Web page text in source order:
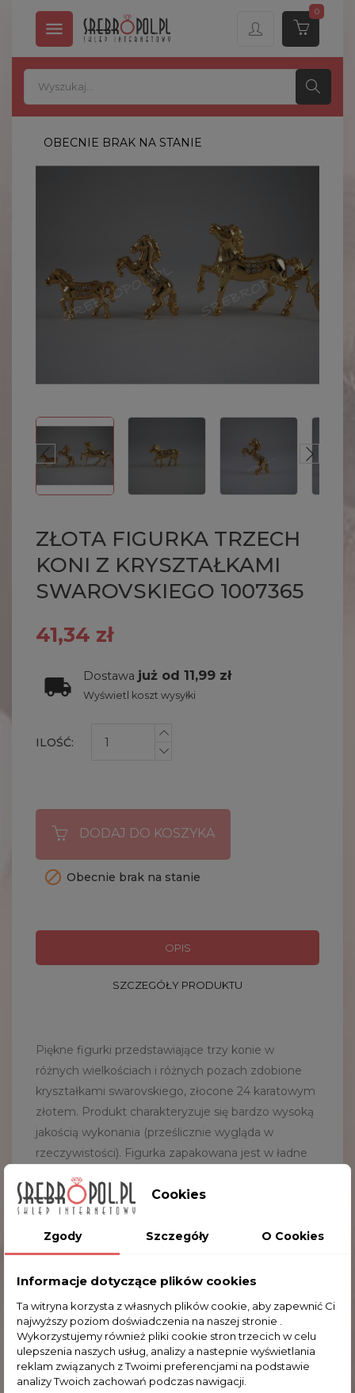

0
OBECNIE BRAK NA STANIE
ZŁOTA FIGURKA TRZECH
KONI Z KRYSZTAŁKAMI
SWAROVSKIEGO 1007365
41,34 zł
Dostawa już od 11,99 zł
Wyświetl koszt wysyłki
ILOŚĆ:
DODAJ DO KOSZYKA
 Obecnie brak na stanie
OPIS
SZCZEGÓŁY PRODUKTU
Piękne figurki przedstawiające trzy konie w
różnych wielkościach i różnych pozach zdobione
kryształkami swarovskiego, złocone 24 karatowym
złotem. Produkt charakteryzuje się bardzo wysoką
jakością wykonania (prześlicznie wygląda w
rzeczywistości). Figurka zapakowana jest w ładne
eleganckie pudełeczko (kartonik) koloru czarnego
z połyskiem. Wspaniały pomysł na prezent na
każdą okazję. Zapraszamy do zakupu.
Wymiary małego konia:3.5x3.0
Wymiary średniego konia:
Wymiary dużego konia:5.5x5.0cm
Materiał:metal złocony 24k złotem
Komentarze (0)
Cookies
Zgody Szczegóły O Cookies
Informacje dotyczące plików cookies
Ta witryna korzysta z własnych plików cookie, aby zapewnić Ci
najwyższy poziom doświadczenia na naszej stronie .
Wykorzystujemy również pliki cookie stron trzecich w celu
ulepszenia naszych usług, analizy a nastepnie wyświetlania
reklam związanych z Twoimi preferencjami na podstawie
analizy Twoich zachowań podczas nawigacji.